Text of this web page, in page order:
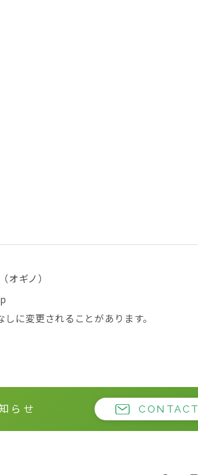
ギノ）
に変更されることがあります。
らせ CONTACT